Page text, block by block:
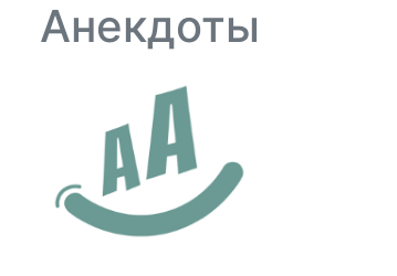
Анекдоты